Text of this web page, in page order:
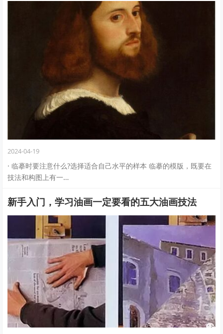
2024-04-19
· 临摹时要注意什么?选择适合自己水平的样本 临摹的模版，既要在
技法和构图上有一…
新手入门，学习油画一定要看的五大油画技法